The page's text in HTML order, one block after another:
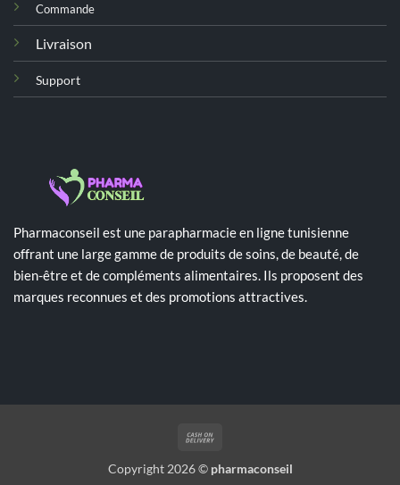
Commande
Livraison
Support
Pharmaconseil est une parapharmacie en ligne tunisienne
offrant une large gamme de produits de soins, de beauté, de
bien-être et de compléments alimentaires. Ils proposent des
marques reconnues et des promotions attractives.
Delivery
Copyright 2026 © pharmaconseil